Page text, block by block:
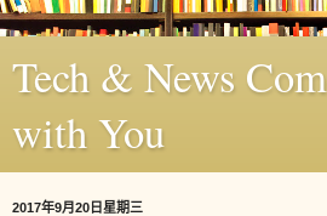
Tech & News
with You
2017年9月20日星期三